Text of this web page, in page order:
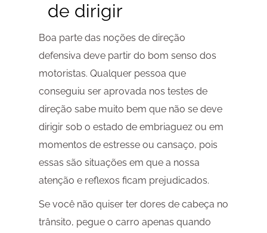
de dirigir
Boa parte das noções de direção
defensiva deve partir do bom senso dos
motoristas. Qualquer pessoa que
conseguiu ser aprovada nos testes de
direção sabe muito bem que não se deve
dirigir sob o estado de embriaguez ou em
momentos de estresse ou cansaço, pois
essas são situações em que a nossa
atenção e reflexos ficam prejudicados.
Se você não quiser ter dores de cabeça no
trânsito, pegue o carro apenas quando